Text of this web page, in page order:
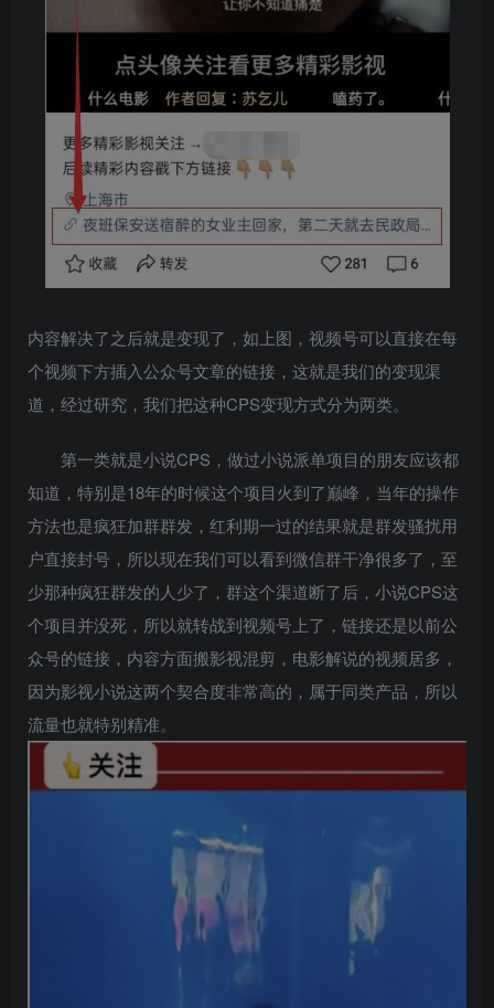
内容解决了之后就是变现了，如上图，视频号可以直接在每
个视频下方插入公众号文章的链接，这就是我们的变现渠
道，经过研究，我们把这种CPS变现方式分为两类。
第一类就是小说CPS，做过小说派单项目的朋友应该都
知道，特别是18年的时候这个项目火到了巅峰，当年的操作
方法也是疯狂加群群发，红利期一过的结果就是群发骚扰用
户直接封号，所以现在我们可以看到微信群干净很多了，至
少那种疯狂群发的人少了，群这个渠道断了后，小说CPS这
个项目并没死，所以就转战到视频号上了，链接还是以前公
众号的链接，内容方面搬影视混剪，电影解说的视频居多，
因为影视小说这两个契合度非常高的，属于同类产品，所以
流量也就特别精准。